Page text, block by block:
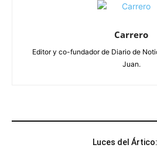
Carrero
Editor y co-fundador de Diario de
Juan.
Luces del